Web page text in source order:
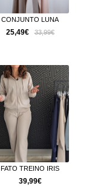
CONJUNTO LUNA
25,49€ 33,99€
FATO TREINO IRIS
39,99€